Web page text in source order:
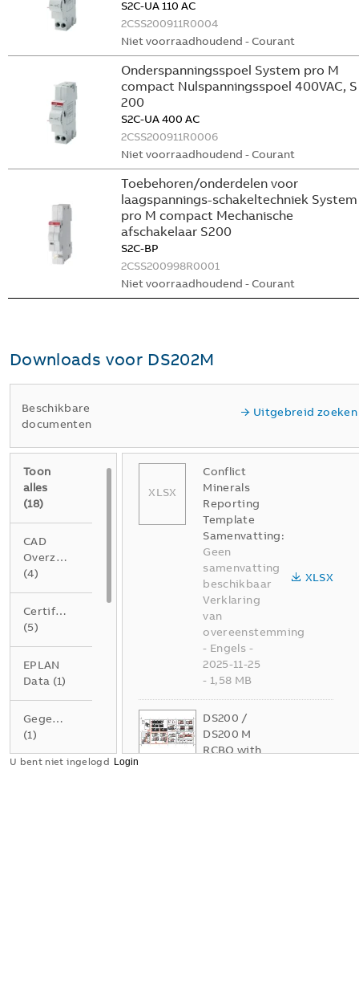
S2C-UA 110 AC
2CSS200911R0004
Niet voorraadhoudend - Courant
Onderspanningsspoel System pro M
compact Nulspanningsspoel 400VAC, S
200
S2C-UA 400 AC
2CSS200911R0006
Niet voorraadhoudend - Courant
Toebehoren/onderdelen voor
laagspannings-schakeltechniek System
pro M compact Mechanische
afschakelaar S200
S2C-BP
2CSS200998R0001
Niet voorraadhoudend - Courant
Downloads voor DS202M
Beschikbare
documenten
Uitgebreid zoeken
Toon
alles
(18)
CAD
Overzichtstekening
(4)
Certificaat
(5)
EPLAN
Data (1)
Gegevensblad
(1)
XLSX
Conflict
Minerals
Reporting
Template
Samenvatting:
Geen
samenvatting
beschikbaar
Verklaring
van
overeenstemming
- Engels -
2025-11-25
- 1,58 MB
XLSX
DS200 /
DS200 M
RCBO with
U bent niet ingelogd